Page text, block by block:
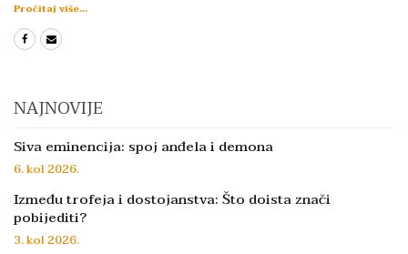
Pročitaj više...
NAJNOVIJE
Siva eminencija: spoj anđela i demona
6. kol 2026.
Između trofeja i dostojanstva: Što doista znači
pobijediti?
3. kol 2026.